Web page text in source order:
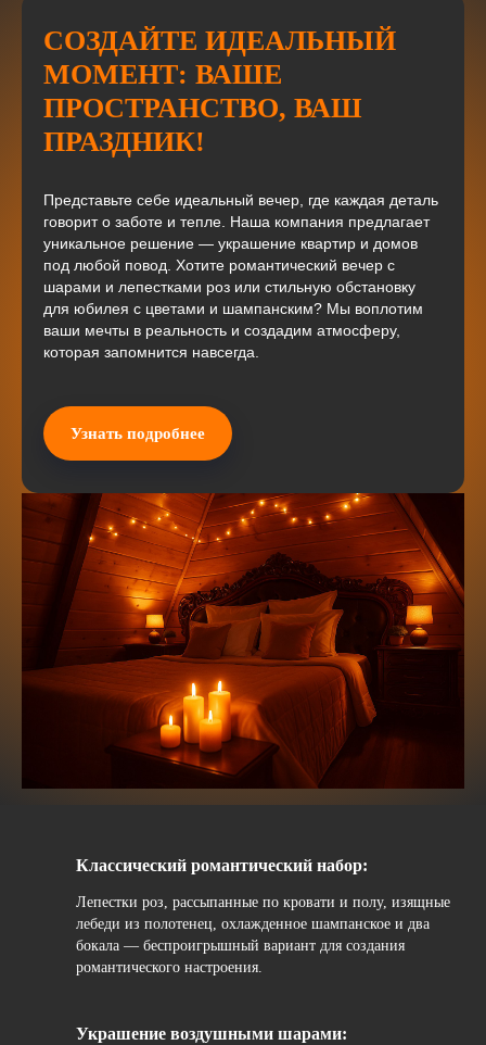
СОЗДАЙТЕ ИДЕАЛЬНЫЙ
МОМЕНТ: ВАШЕ
ПРОСТРАНСТВО, ВАШ
ПРАЗДНИК!
Представьте себе идеальный вечер, где каждая деталь
говорит о заботе и тепле. Наша компания предлагает
уникальное решение — украшение квартир и домов
под любой повод. Хотите романтический вечер с
шарами и лепестками роз или стильную обстановку
для юбилея с цветами и шампанским? Мы воплотим
ваши мечты в реальность и создадим атмосферу,
которая запомнится навсегда.
Узнать подробнее
Классический романтический набор:
Лепестки роз, рассыпанные по кровати и полу, изящные
лебеди из полотенец, охлажденное шампанское и два
бокала — беспроигрышный вариант для создания
романтического настроения.
Украшение воздушными шарами: